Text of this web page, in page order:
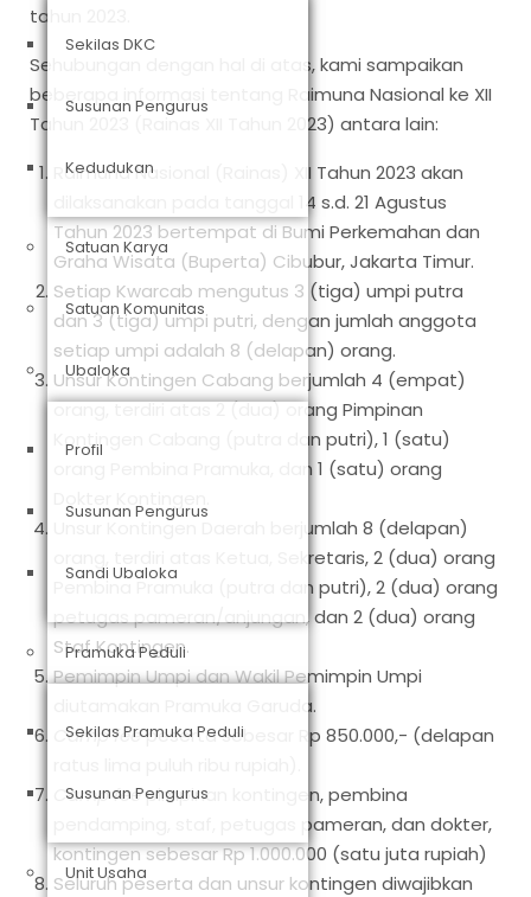
Sekilas DKC
Susunan Pengurus
Kedudukan
Satuan Karya
Satuan Komunitas
Ubaloka
Profil
Susunan Pengurus
Sandi Ubaloka
Pramuka Peduli
Sekilas Pramuka Peduli
Susunan Pengurus
Unit Usaha
tahun 2023.
Sehubungan dengan hal di atas, kami sampaikan
beberapa informasi tentang Raimuna Nasional ke XII
Tahun 2023 (Rainas XII Tahun 2023) antara lain:
Raimuna Nasional (Rainas) XII Tahun 2023 akan
dilaksanakan pada tanggal 14 s.d. 21 Agustus
Tahun 2023 bertempat di Bumi Perkemahan dan
Graha Wisata (Buperta) Cibubur, Jakarta Timur.
Setiap Kwarcab mengutus 3 (tiga) umpi putra
dan 3 (tiga) umpi putri, dengan jumlah anggota
setiap umpi adalah 8 (delapan) orang.
Unsur Kontingen Cabang berjumlah 4 (empat)
orang, terdiri atas 2 (dua) orang Pimpinan
Kontingen Cabang (putra dan putri), 1 (satu)
orang Pembina Pramuka, dan 1 (satu) orang
Unsur Kontingen Daerah berjumlah 8 (delapan)
orang, terdiri atas Ketua, Sekretaris, 2 (dua) orang
Pembina Pramuka (putra dan putri), 2 (dua) orang
petugas pameran/anjungan, dan 2 (dua) orang
Staf Kontingen.
Pemimpin Umpi dan Wakil Pemimpin Umpi
diutamakan Pramuka Garuda.
Camp feepeserta sebesar Rp 850.000,- (delapan
Camp feepimpinan kontingen, pembina
pendamping, staf, petugas pameran, dan dokter,
kontingen sebesar Rp 1.000.000 (satu juta rupiah)
Seluruh peserta dan unsur kontingen diwajibkan